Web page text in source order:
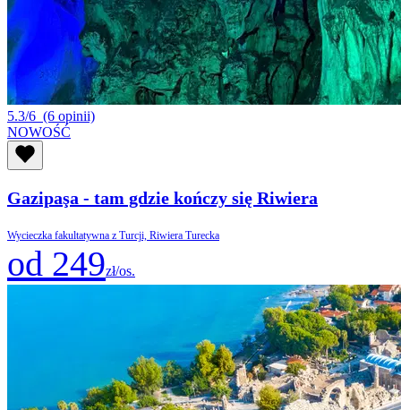
5.3/6 (6 opinii)
NOWOŚĆ
Gazipaşa - tam gdzie kończy się Riwiera
Wycieczka fakultatywna z Turcji, Riwiera Turecka
od 249zł/os.